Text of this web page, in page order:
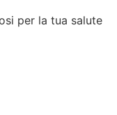
per la tua salute